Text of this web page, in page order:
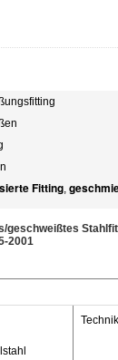
Fitting,
geschweißtes
2001